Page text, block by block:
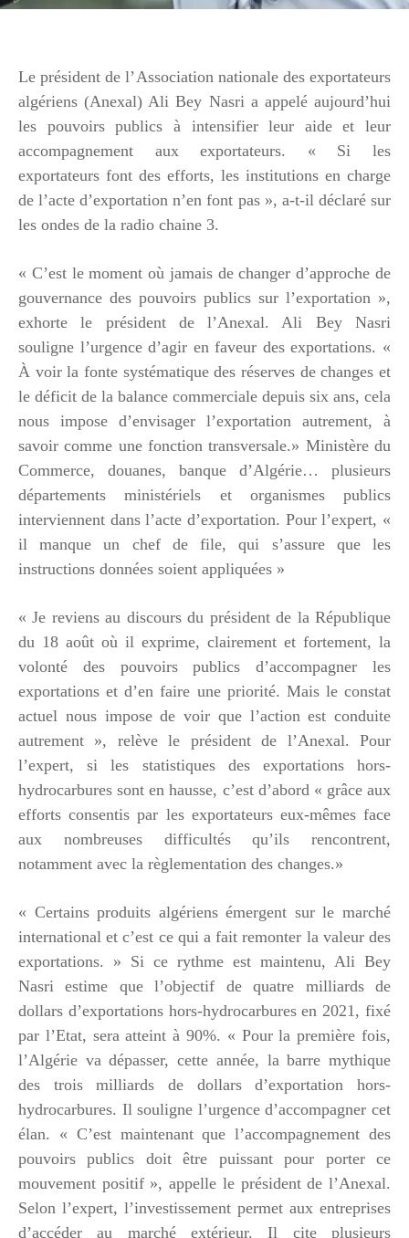
Le président de l’Association nationale des exportateurs
algériens (Anexal) Ali Bey Nasri a appelé aujourd’hui
les pouvoirs publics à intensifier leur aide et leur
accompagnement aux exportateurs. « Si les
exportateurs font des efforts, les institutions en charge
de l’acte d’exportation n’en font pas », a-t-il déclaré sur
les ondes de la radio chaine 3.
« C’est le moment où jamais de changer d’approche de
gouvernance des pouvoirs publics sur l’exportation »,
exhorte le président de l’Anexal. Ali Bey Nasri
souligne l’urgence d’agir en faveur des exportations. «
À voir la fonte systématique des réserves de changes et
le déficit de la balance commerciale depuis six ans, cela
nous impose d’envisager l’exportation autrement, à
savoir comme une fonction transversale.» Ministère du
Commerce, douanes, banque d’Algérie… plusieurs
départements ministériels et organismes publics
interviennent dans l’acte d’exportation. Pour l’expert, «
il manque un chef de file, qui s’assure que les
instructions données soient appliquées »
« Je reviens au discours du président de la République
du 18 août où il exprime, clairement et fortement, la
volonté des pouvoirs publics d’accompagner les
exportations et d’en faire une priorité. Mais le constat
actuel nous impose de voir que l’action est conduite
autrement », relève le président de l’Anexal. Pour
l’expert, si les statistiques des exportations hors-
hydrocarbures sont en hausse, c’est d’abord « grâce aux
efforts consentis par les exportateurs eux-mêmes face
aux nombreuses difficultés qu’ils rencontrent,
notamment avec la règlementation des changes.»
« Certains produits algériens émergent sur le marché
international et c’est ce qui a fait remonter la valeur des
exportations. » Si ce rythme est maintenu, Ali Bey
Nasri estime que l’objectif de quatre milliards de
dollars d’exportations hors-hydrocarbures en 2021, fixé
par l’Etat, sera atteint à 90%. « Pour la première fois,
l’Algérie va dépasser, cette année, la barre mythique
des trois milliards de dollars d’exportation hors-
hydrocarbures. Il souligne l’urgence d’accompagner cet
élan. « C’est maintenant que l’accompagnement des
pouvoirs publics doit être puissant pour porter ce
mouvement positif », appelle le président de l’Anexal.
Selon l’expert, l’investissement permet aux entreprises
d’accéder au marché extérieur. Il cite plusieurs